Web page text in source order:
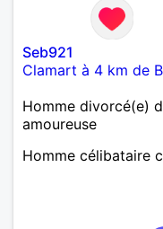
Seb921
Clamart à 4 km de
Homme divorcé(e)
amoureuse
Homme célibataire